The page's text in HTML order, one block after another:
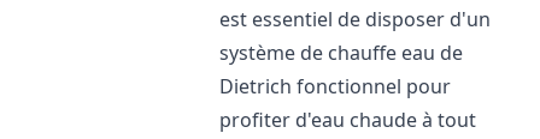
est essentiel de disposer d'un
système de chauffe eau de
Dietrich fonctionnel pour
profiter d'eau chaude à tout